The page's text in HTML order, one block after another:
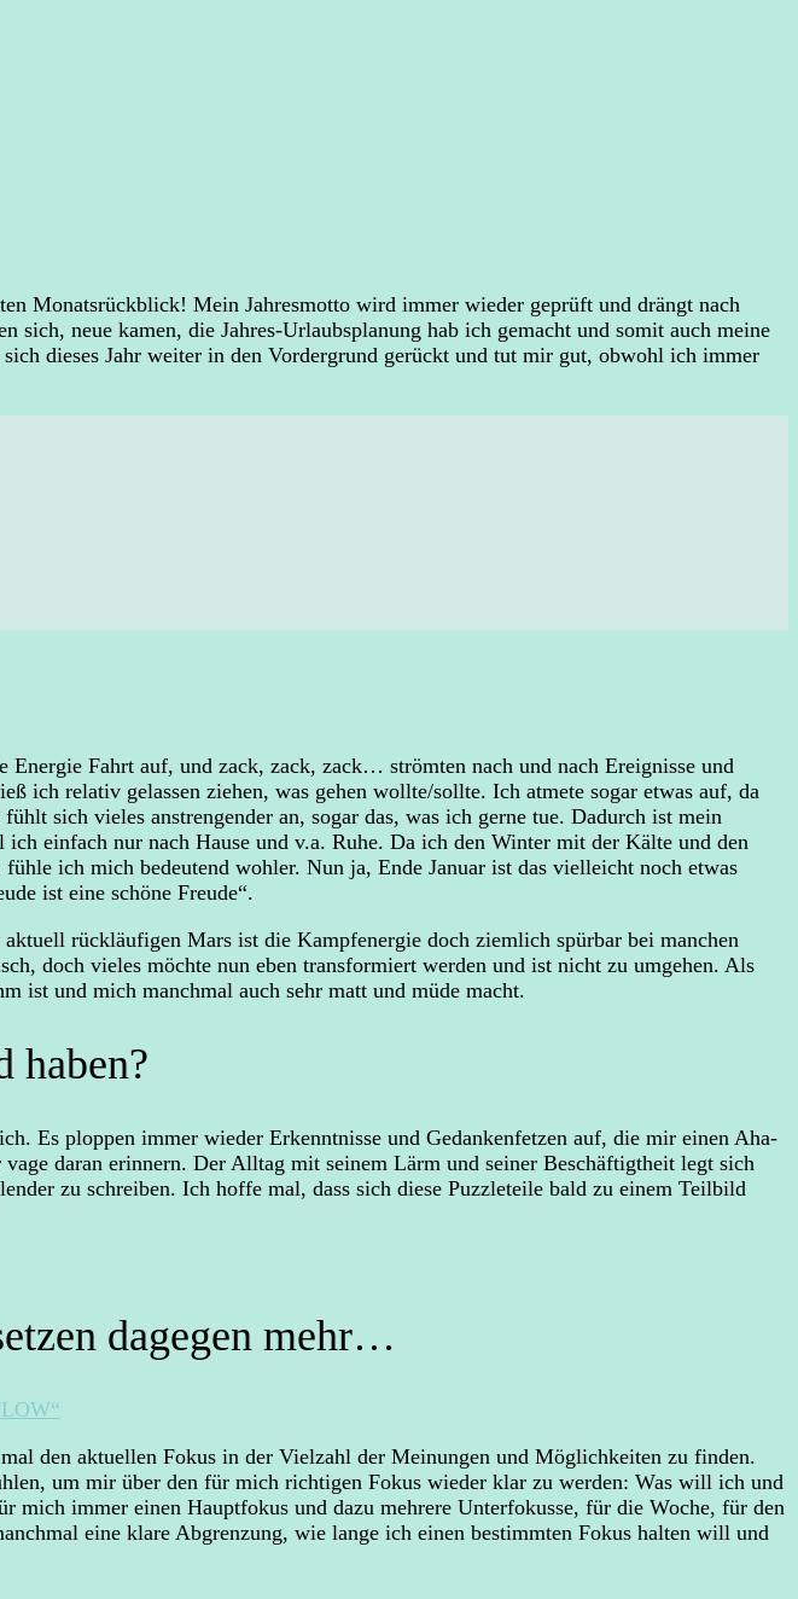
Monatsrückblick! Mein Jahresmotto wird immer wieder geprüft und drängt nach
sich, neue kamen, die Jahres-Urlaubsplanung hab ich gemacht und somit auch meine
dieses Jahr weiter in den Vordergrund gerückt und tut mir gut, obwohl ich immer
Fahrt auf, und zack, zack, zack… strömten nach und nach Ereignisse und
ich relativ gelassen ziehen, was gehen wollte/sollte. Ich atmete sogar etwas auf, da
sich vieles anstrengender an, sogar das, was ich gerne tue. Dadurch ist mein
einfach nur nach Hause und v.a. Ruhe. Da ich den Winter mit der Kälte und den
ich mich bedeutend wohler. Nun ja, Ende Januar ist das vielleicht noch etwas
ist eine schöne Freude“.
rückläufigen Mars ist die Kampfenergie doch ziemlich spürbar bei manchen
doch vieles möchte nun eben transformiert werden und ist nicht zu umgehen. Als
ist und mich manchmal auch sehr matt und müde macht.
haben?
Es ploppen immer wieder Erkenntnisse und Gedankenfetzen auf, die mir einen Aha-
daran erinnern. Der Alltag mit seinem Lärm und seiner Beschäftigtheit legt sich
zu schreiben. Ich hoffe mal, dass sich diese Puzzleteile bald zu einem Teilbild
dagegen mehr…
den aktuellen Fokus in der Vielzahl der Meinungen und Möglichkeiten zu finden.
um mir über den für mich richtigen Fokus wieder klar zu werden: Was will ich und
immer einen Hauptfokus und dazu mehrere Unterfokusse, für die Woche, für den
eine klare Abgrenzung, wie lange ich einen bestimmten Fokus halten will und